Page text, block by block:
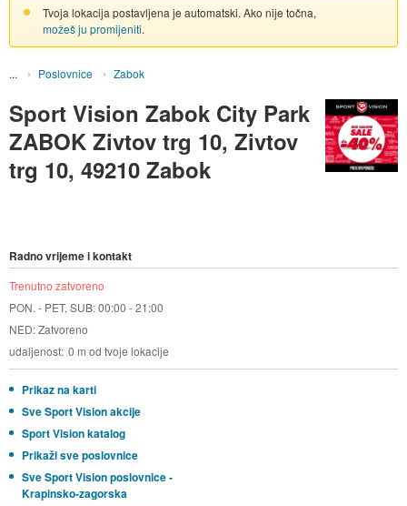
Tvoja lokacija postavljena je automatski. Ako nije točna,
možeš ju promijeniti.
Poslovnice Zabok
Sport Vision Zabok City Park
ZABOK Zivtov trg 10, Zivtov
trg 10, 49210 Zabok
Radno vrijeme i kontakt
Trenutno zatvoreno
PON. - PET, SUB: 00:00 - 21:00
NED: Zatvoreno
udaljenost 0 m od tvoje lokacije
Prikaz na karti
Sve Sport Vision akcije
Sport Vision katalog
Prikaži sve poslovnice
Sve Sport Vision poslovnice -
Krapinsko-zagorska